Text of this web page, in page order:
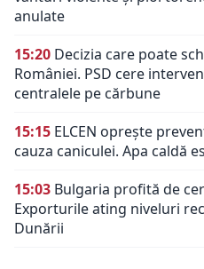
anulate
15:20 Decizia care poate
României. PSD cere
centralele pe cărbune
15:15 ELCEN oprește
cauza caniculei. Apa caldă
15:03 Bulgaria profită de
Exporturile ating niveluri
Dunării